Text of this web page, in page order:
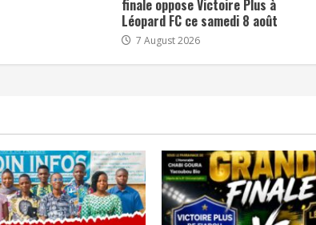
finale oppose Victoire Plus à
Léopard FC ce samedi 8 août
7 August 2026